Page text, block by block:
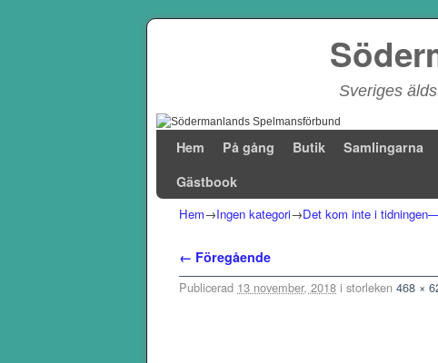
Sveriges
Hem På gång Butik Samlingarna
Gästbook
Hem→Ingen kategori→Det kom inte i
Bildnavigering
← Föregående
Publicerad 13 november, 2018 i storleken 468 ×